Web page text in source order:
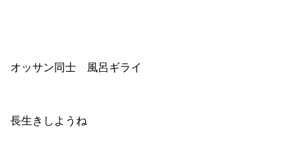
オッサン同士 風呂ギライ
長生きしようね